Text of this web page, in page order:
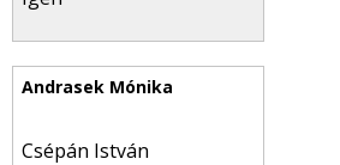
Csépán István